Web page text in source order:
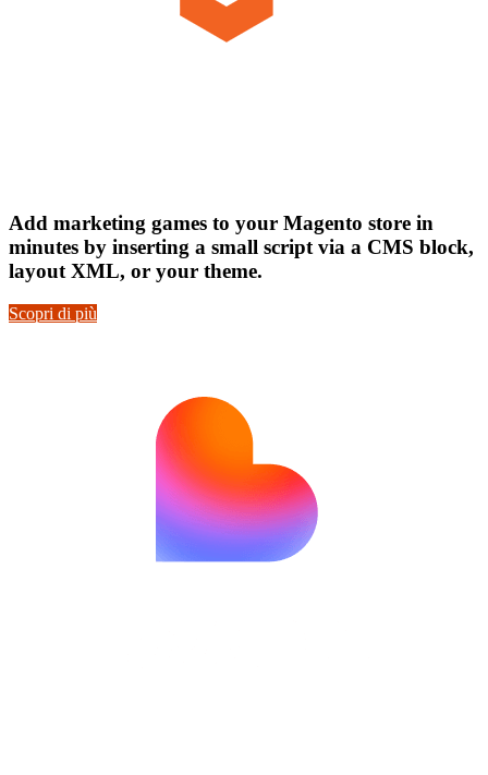
Add marketing games to your Magento store in
minutes by inserting a small script via a CMS block,
layout XML, or your theme.
Scopri di più